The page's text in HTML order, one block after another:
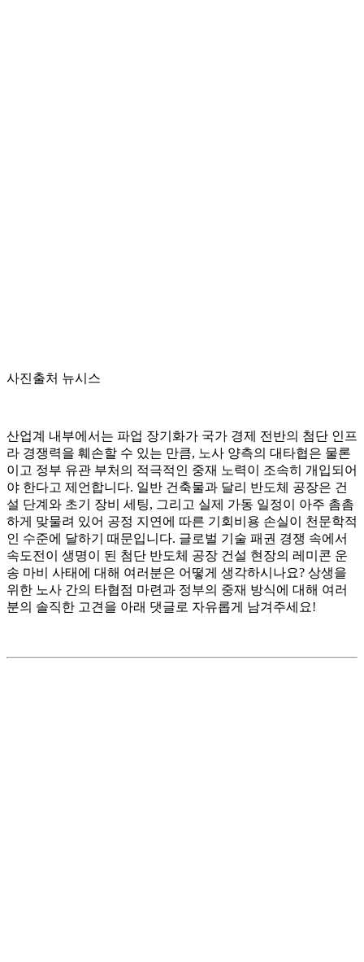
사진출처 뉴시스
산업계 내부에서는 파업 장기화가 국가 경제 전반의 첨단 인프
라 경쟁력을 훼손할 수 있는 만큼, 노사 양측의 대타협은 물론
이고 정부 유관 부처의 적극적인 중재 노력이 조속히 개입되어
야 한다고 제언합니다. 일반 건축물과 달리 반도체 공장은 건
설 단계와 초기 장비 세팅, 그리고 실제 가동 일정이 아주 촘촘
하게 맞물려 있어 공정 지연에 따른 기회비용 손실이 천문학적
인 수준에 달하기 때문입니다. 글로벌 기술 패권 경쟁 속에서
속도전이 생명이 된 첨단 반도체 공장 건설 현장의 레미콘 운
송 마비 사태에 대해 여러분은 어떻게 생각하시나요? 상생을
위한 노사 간의 타협점 마련과 정부의 중재 방식에 대해 여러
분의 솔직한 고견을 아래 댓글로 자유롭게 남겨주세요!